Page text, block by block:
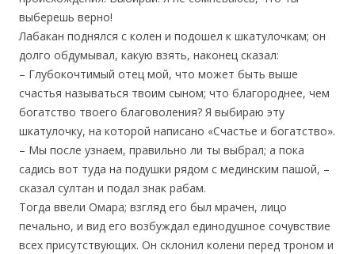
выберешь верно!
Лабакан поднялся с колен и подошел к шкатулочкам; он
долго обдумывал, какую взять, наконец сказал:
– Глубокочтимый отец мой, что может быть выше
счастья называться твоим сыном; что благороднее, чем
богатство твоего благоволения? Я выбираю эту
шкатулочку, на которой написано «Счастье и богатство».
– Мы после узнаем, правильно ли ты выбрал; а пока
садись вот туда на подушки рядом с мединским пашой, –
сказал султан и подал знак рабам.
Тогда ввели Омара; взгляд его был мрачен, лицо
печально, и вид его возбуждал единодушное сочувствие
всех присутствующих. Он склонил колени перед троном и